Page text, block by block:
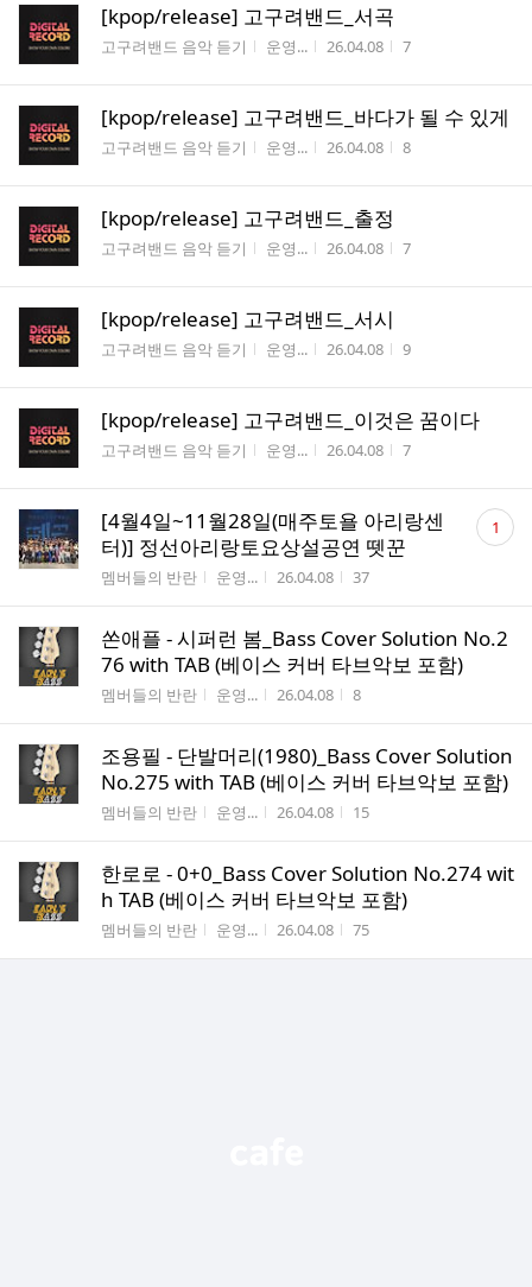
[kpop/release] 고구려밴드_서곡
게시판명
고구려밴드 음악 듣기 작성자
운영... 작성시간
26.04.08 조회수
7
[kpop/release] 고구려밴드_바다가 될 수 있게
게시판명
고구려밴드 음악 듣기 작성자
운영... 작성시간
26.04.08 조회수
8
[kpop/release] 고구려밴드_출정
게시판명
고구려밴드 음악 듣기 작성자
운영... 작성시간
26.04.08 조회수
7
[kpop/release] 고구려밴드_서시
게시판명
고구려밴드 음악 듣기 작성자
운영... 작성시간
26.04.08 조회수
9
[kpop/release] 고구려밴드_이것은 꿈이다
게시판명
고구려밴드 음악 듣기 작성자
운영... 작성시간
26.04.08 조회수
7
[4월4일~11월28일(매주토욜 아리랑센
터)] 정선아리랑토요상설공연 뗏꾼
게시판명
멤버들의 반란 작성자
운영... 작성시간
26.04.08 조회수
37
댓
글 1
쏜애플 - 시퍼런 봄_Bass Cover Solution No.2
76 with TAB (베이스 커버 타브악보 포함)
게시판명
멤버들의 반란 작성자
운영... 작성시간
26.04.08 조회수
8
조용필 - 단발머리(1980)_Bass Cover Solution
No.275 with TAB (베이스 커버 타브악보 포함)
게시판명
멤버들의 반란 작성자
운영... 작성시간
26.04.08 조회수
15
한로로 - 0+0_Bass Cover Solution No.274 wit
h TAB (베이스 커버 타브악보 포함)
게시판명
멤버들의 반란 작성자
운영... 작성시간
26.04.08 조회수
75